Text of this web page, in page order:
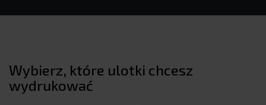
Wybierz, które ulotki chcesz
wydrukować